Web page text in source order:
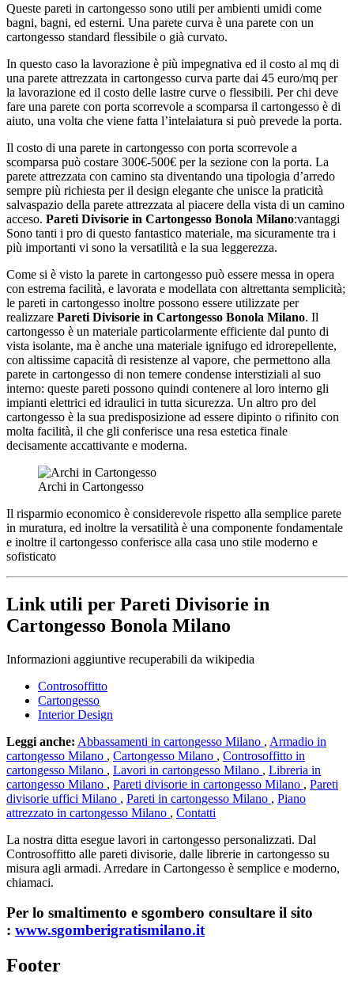
Queste pareti in cartongesso sono utili per ambienti umidi come
bagni, bagni, ed esterni. Una parete curva è una parete con un
cartongesso standard flessibile o già curvato.
In questo caso la lavorazione è più impegnativa ed il costo al mq di
una parete attrezzata in cartongesso curva parte dai 45 euro/mq per
la lavorazione ed il costo delle lastre curve o flessibili. Per chi deve
fare una parete con porta scorrevole a scomparsa il cartongesso è di
aiuto, una volta che viene fatta l’intelaiatura si può prevede la porta.
Il costo di una parete in cartongesso con porta scorrevole a
scomparsa può costare 300€-500€ per la sezione con la porta. La
parete attrezzata con camino sta diventando una tipologia d’arredo
sempre più richiesta per il design elegante che unisce la praticità
salvaspazio della parete attrezzata al piacere della vista di un camino
acceso. Pareti Divisorie in Cartongesso Bonola Milano:vantaggi
Sono tanti i pro di questo fantastico materiale, ma sicuramente tra i
più importanti vi sono la versatilità e la sua leggerezza.
Come si è visto la parete in cartongesso può essere messa in opera
con estrema facilità, e lavorata e modellata con altrettanta semplicità;
le pareti in cartongesso inoltre possono essere utilizzate per
realizzare Pareti Divisorie in Cartongesso Bonola Milano. Il
cartongesso è un materiale particolarmente efficiente dal punto di
vista isolante, ma è anche una materiale ignifugo ed idrorepellente,
con altissime capacità di resistenze al vapore, che permettono alla
parete in cartongesso di non temere condense interstiziali al suo
interno: queste pareti possono quindi contenere al loro interno gli
impianti elettrici ed idraulici in tutta sicurezza. Un altro pro del
cartongesso è la sua predisposizione ad essere dipinto o rifinito con
molta facilità, il che gli conferisce una resa estetica finale
decisamente accattivante e moderna.
Archi in Cartongesso
Il risparmio economico è considerevole rispetto alla semplice parete
in muratura, ed inoltre la versatilità è una componente fondamentale
e inoltre il cartongesso conferisce alla casa uno stile moderno e
sofisticato
Link utili per Pareti Divisorie in
Cartongesso Bonola Milano
Informazioni aggiuntive recuperabili da wikipedia
Controsoffitto
Cartongesso
Interior Design
Leggi anche: Abbassamenti in cartongesso Milano , Armadio in
cartongesso Milano , Cartongesso Milano , Controsoffitto in
cartongesso Milano , Lavori in cartongesso Milano , Libreria in
cartongesso Milano , Pareti divisorie in cartongesso Milano , Pareti
divisorie uffici Milano , Pareti in cartongesso Milano , Piano
attrezzato in cartongesso Milano , Contatti
La nostra ditta esegue lavori in cartongesso personalizzati. Dal
Controsoffitto alle pareti divisorie, dalle librerie in cartongesso su
misura agli armadi. Arredare in Cartongesso è semplice e moderno,
chiamaci.
Per lo smaltimento e sgombero consultare il sito
: www.sgomberigratismilano.it
Footer